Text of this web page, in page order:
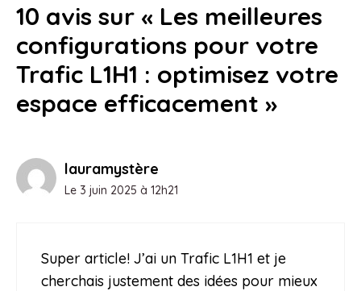
10 avis sur « Les meilleures
configurations pour votre
Trafic L1H1 : optimisez votre
espace efficacement »
lauramystère
Le 3 juin 2025 à 12h21
Super article! J’ai un Trafic L1H1 et je
cherchais justement des idées pour mieux